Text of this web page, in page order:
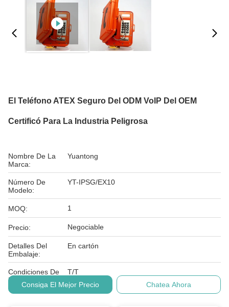
El Teléfono ATEX Seguro Del ODM VoIP Del OEM
Certificó Para La Industria Peligrosa
Nombre De La
Marca:
Yuantong
Número De
Modelo:
YT-IPSG/EX10
MOQ: 1
Precio: Negociable
Detalles Del
Embalaje:
En cartón
Condiciones De
Pago:
T/T
Consiga El Mejor Precio
Chatea Ahora